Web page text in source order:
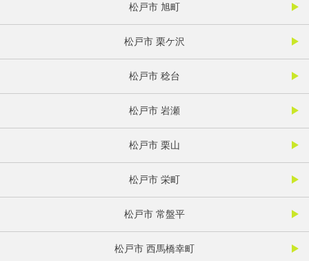
松戸市 旭町
松戸市 栗ケ沢
松戸市 稔台
松戸市 岩瀬
松戸市 栗山
松戸市 栄町
松戸市 常盤平
松戸市 西馬橋幸町